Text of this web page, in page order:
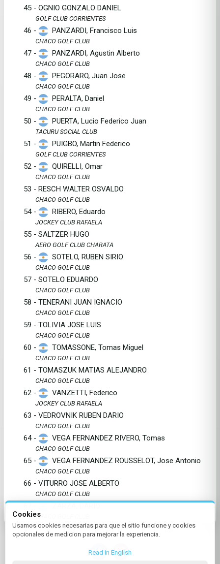
45 - OGNIO GONZALO DANIEL
GOLF CLUB CORRIENTES
46 - PANZARDI, Francisco Luis
CHACO GOLF CLUB
47 - PANZARDI, Agustin Alberto
CHACO GOLF CLUB
48 - PEGORARO, Juan Jose
CHACO GOLF CLUB
49 - PERALTA, Daniel
CHACO GOLF CLUB
50 - PUERTA, Lucio Federico Juan
TACURU SOCIAL CLUB
51 - PUIGBO, Martin Federico
GOLF CLUB CORRIENTES
52 - QUIRELLI, Omar
CHACO GOLF CLUB
53 - RESCH WALTER OSVALDO
CHACO GOLF CLUB
54 - RIBERO, Eduardo
JOCKEY CLUB RAFAELA
55 - SALTZER HUGO
AERO GOLF CLUB CHARATA
56 - SOTELO, RUBEN SIRIO
CHACO GOLF CLUB
57 - SOTELO EDUARDO
CHACO GOLF CLUB
58 - TENERANI JUAN IGNACIO
CHACO GOLF CLUB
59 - TOLIVIA JOSE LUIS
CHACO GOLF CLUB
60 - TOMASSONE, Tomas Miguel
CHACO GOLF CLUB
61 - TOMASZUK MATIAS ALEJANDRO
CHACO GOLF CLUB
62 - VANZETTI, Federico
JOCKEY CLUB RAFAELA
63 - VEDROVNIK RUBEN DARIO
CHACO GOLF CLUB
64 - VEGA FERNANDEZ RIVERO, Tomas
CHACO GOLF CLUB
65 - VEGA FERNANDEZ ROUSSELOT, Jose Antonio
CHACO GOLF CLUB
66 - VITURRO JOSE ALBERTO
CHACO GOLF CLUB
CHACO GOLF CLUB
Cookies
Usamos cookies necesarias para que el sitio funcione y cookies
opcionales de medicion para mejorar la experiencia.
Read in English